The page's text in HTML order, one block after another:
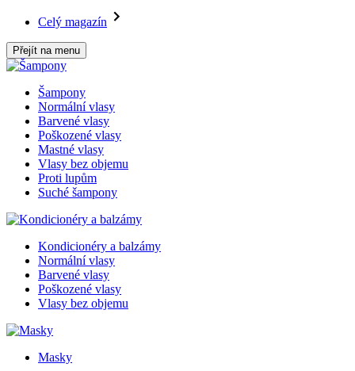
Celý magazín
Přejít na menu
Šampony
Normální vlasy
Barvené vlasy
Poškozené vlasy
Mastné vlasy
Vlasy bez objemu
Proti lupům
Suché šampony
Kondicionéry a balzámy
Normální vlasy
Barvené vlasy
Poškozené vlasy
Vlasy bez objemu
Masky